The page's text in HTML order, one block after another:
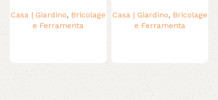
Casa | Giardino, Bricolage
e Ferramenta
Casa | Giardino, Bricolage
e Ferramenta
Read More